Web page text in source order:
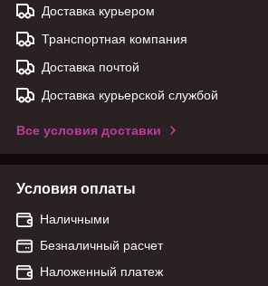
Доставка курьером
Транспортная компания
Доставка почтой
Доставка курьерской службой
Все условия доставки
Условия оплаты
Наличными
Безналичный расчет
Наложенный платеж